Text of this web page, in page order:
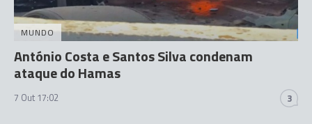
MUNDO
António Costa e Santos Silva condenam
ataque do Hamas
7 Out 17:02 3